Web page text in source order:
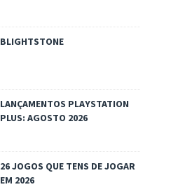
BLIGHTSTONE
LANÇAMENTOS PLAYSTATION
PLUS: AGOSTO 2026
26 JOGOS QUE TENS DE JOGAR
EM 2026